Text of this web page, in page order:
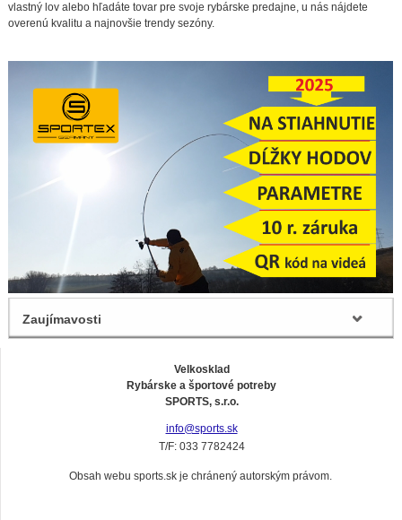
vlastný lov alebo hľadáte tovar pre svoje rybárske predajne, u nás nájdete
overenú kvalitu a najnovšie trendy sezóny.
Zaujímavosti
Velkosklad
Rybárske a športové potreby
SPORTS, s.r.o.
info@sports.sk
T/F: 033 7782424
Obsah webu sports.sk je chránený autorským právom.